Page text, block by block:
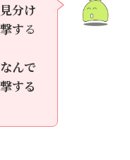
分け
する
んで
する